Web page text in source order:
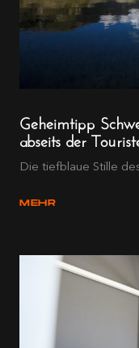
Geheimtipp
abseits der
Die tiefblaue Stille
MEHR